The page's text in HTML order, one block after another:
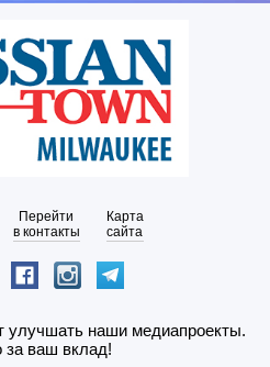
Перейти
в контакты
Карта
сайта
улучшать наши медиапроекты.
за ваш вклад!